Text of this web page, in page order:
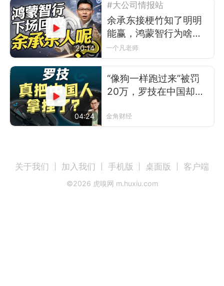
20:14
#大公司情报站
余承东接梗竹知了明明
能赢，鸿蒙智行为啥不
让？
一个凡老师
04:24
“像狗一样跑过来”被罚
20万，罗技在中国却卖
金角财经
关于我们 加入我们 手机版 桌面版 客户端
©2026 虎嗅网 m.huxiu.com